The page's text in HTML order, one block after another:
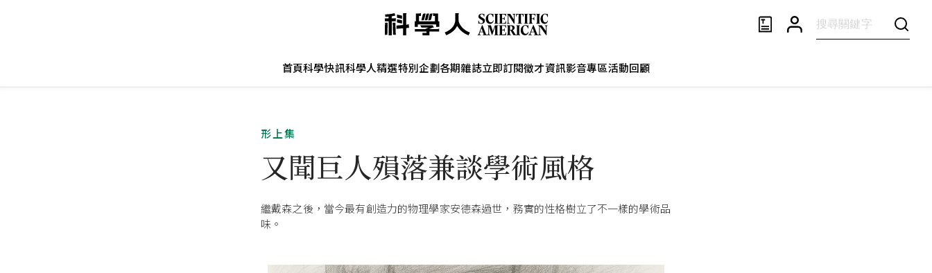
首頁科學快訊科學人精選特別企劃各期雜誌立即訂閱徵才資訊影音專區活動回顧
形上集
又聞巨人殞落兼談學術風格
繼戴森之後，當今最有創造力的物理學家安德森過世，務實的性格樹立了不一樣的學術品
味。